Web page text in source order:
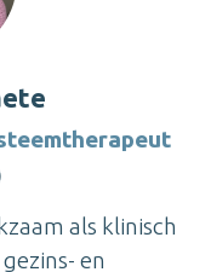
als klinisch
en